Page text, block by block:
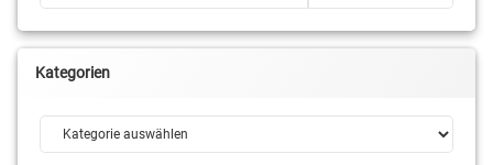
Kategorien
Kategorien